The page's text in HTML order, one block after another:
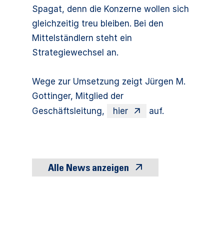
Spagat, denn die Konzerne wollen sich
gleichzeitig treu bleiben. Bei den
Mittelständlern steht ein
Strategiewechsel an.
Wege zur Umsetzung zeigt Jürgen M.
Gottinger, Mitglied der
Geschäftsleitung,
hier auf.
Alle News anzeigen